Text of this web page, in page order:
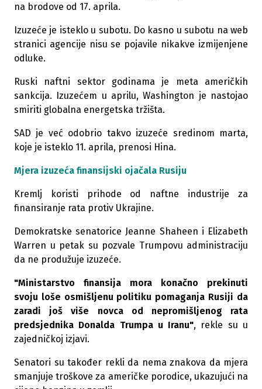
na brodove od 17. aprila.
Izuzeće je isteklo u subotu. Do kasno u subotu na web
stranici agencije nisu se pojavile nikakve izmijenjene
odluke.
Ruski naftni sektor godinama je meta američkih
sankcija. Izuzećem u aprilu, Washington je nastojao
smiriti globalna energetska tržišta.
SAD je već odobrio takvo izuzeće sredinom marta,
koje je isteklo 11. aprila, prenosi Hina.
Mjera izuzeća finansijski ojačala Rusiju
Kremlj koristi prihode od naftne industrije za
finansiranje rata protiv Ukrajine.
Demokratske senatorice Jeanne Shaheen i Elizabeth
Warren u petak su pozvale Trumpovu administraciju
da ne produžuje izuzeće.
"Ministarstvo finansija mora konačno prekinuti
svoju loše osmišljenu politiku pomaganja Rusiji da
zaradi još više novca od nepromišljenog rata
predsjednika Donalda Trumpa u Iranu", rekle su u
zajedničkoj izjavi.
Senatori su također rekli da nema znakova da mjera
smanjuje troškove za američke porodice, ukazujući na